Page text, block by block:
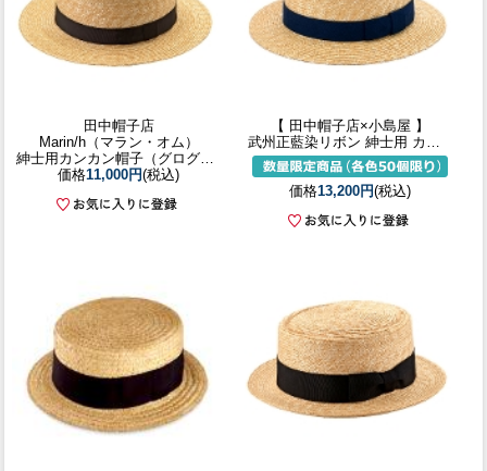
田中帽子店
Marin/h（マラン・オム）
紳士用カンカン帽子（グログランブラック）／58.5cm 61cm
価格11,000円(税込)
【 田中帽子店×小島屋 】
武州正藍染リボン 紳士用 カンカン帽
価格13,200円(税込)